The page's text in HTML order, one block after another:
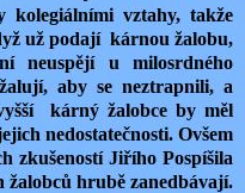
kolegiálními vztahy, takže
už podají kárnou žalobu,
neuspějí u milosrdného
aby se neztrapnili, a
kárný žalobce by měl
nedostatečnosti. Ovšem
zkušeností Jiřího Pospíšila
hrubě zanedbávají.